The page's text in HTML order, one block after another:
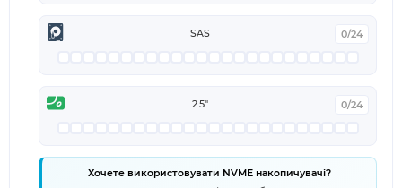
SAS 0/24
2.5" 0/24
Хочете використовувати NVME накопичувачі?